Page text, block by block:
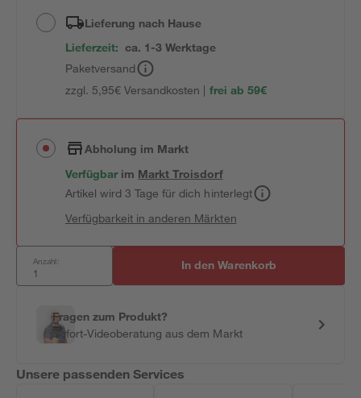
Lieferung nach Hause
Lieferzeit: ca. 1-3 Werktage
Paketversand
zzgl. 5,95€ Versandkosten | frei ab 59€
Abholung im Markt
Verfügbar im MarktTroisdorf
Artikel wird 3 Tage für dich hinterlegt
Verfügbarkeit in anderen Märkten
Anzahl: In den Warenkorb
Fragen zum Produkt?
Sofort-Videoberatung aus dem Markt
Unsere passenden Services